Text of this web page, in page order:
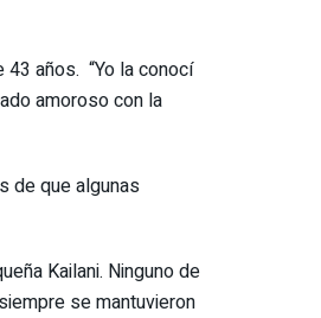
años. “Yo la conocí
amoroso con la
de que algunas
Kailani. Ninguno de
se mantuvieron